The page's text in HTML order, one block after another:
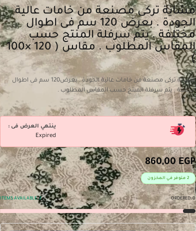
مشاية تركى مصنعة من خامات عالية
الجودة . بعرض 120 سم فى اطوال
مختلفة . يتم سرفلة المنتج حسب
المقاس المطلوب . مقاس ( 120 ×100
)
مشاية تركى مصنعة من خامات عالية الجودة . بعرض120 سم فى اطوال
مختلفة . يتم سرفلة المنتج حسب المقاس المطلوب .
ينتهي العرض فى :
Expired
860,00EGP
2 متوفر في المخزون
ORDERED:0
ITEMS AVAILABLE:2